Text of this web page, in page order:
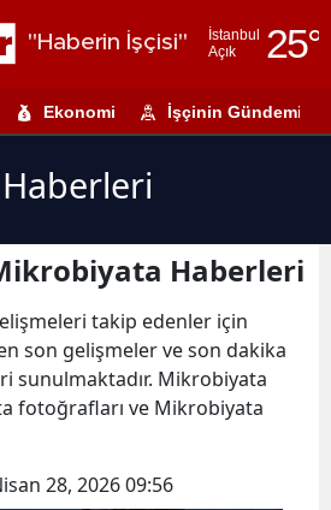
"Haberin İşçisi"
İstanbul
Açık
25°
Adıyaman
Amasya
Ankara
Antalya
Artvin
Ekonomi İşçinin Gündemi
Haberleri
takip edenler için
son gelişmeler ve son dakika
sunulmaktadır. Mikrobiyata
fotoğrafları ve Mikrobiyata
28, 2026 09:56